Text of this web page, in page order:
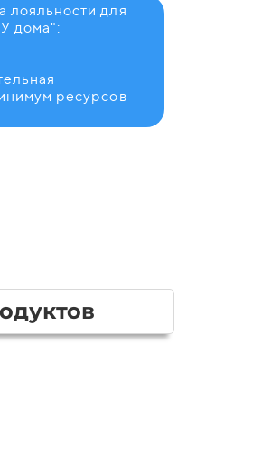
лояльности для
дома":
ресурсов